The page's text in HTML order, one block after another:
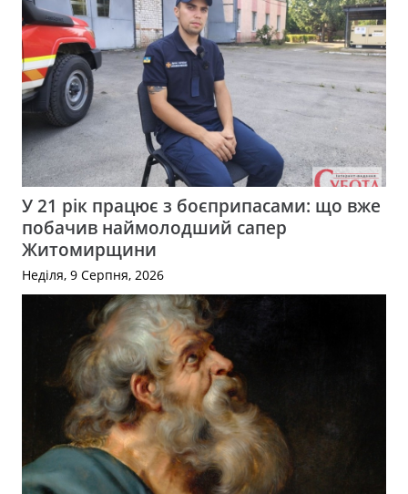
У 21 рік працює з боєприпасами: що вже
побачив наймолодший сапер
Житомирщини
Неділя, 9 Серпня, 2026